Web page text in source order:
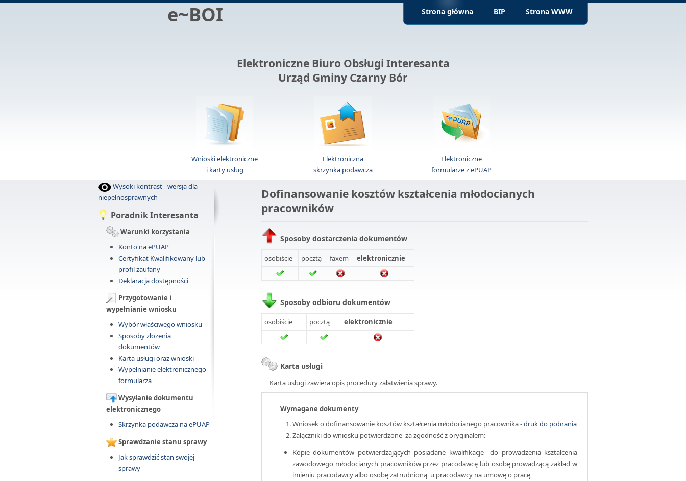
e~BOI Strona główna BIP Strona WWW
Elektroniczne Biuro Obsługi Interesanta
Urząd Gminy Czarny Bór
Wnioski elektroniczne
i karty usług
Elektroniczna
skrzynka podawcza
Elektroniczne
formularze z ePUAP
Wysoki kontrast - wersja dla
niepełnosprawnych
Poradnik Interesanta
Warunki korzystania
Konto na ePUAP
Certyfikat Kwalifikowany lub
profil zaufany
Deklaracja dostępności
Przygotowanie i
wypełnianie wniosku
Wybór właściwego wniosku
Sposoby złożenia
dokumentów
Karta usługi oraz wnioski
Wypełnianie elektronicznego
formularza
Wysyłanie dokumentu
elektronicznego
Skrzynka podawcza na ePUAP
Sprawdzanie stanu sprawy
Jak sprawdzić stan swojej
sprawy
Dofinansowanie kosztów kształcenia młodocianych
pracowników
Sposoby dostarczenia dokumentów
osobiście pocztą faxem elektronicznie
Sposoby odbioru dokumentów
osobiście pocztą elektronicznie
Karta usługi
Karta usługi zawiera opis procedury załatwienia sprawy.
Wymagane dokumenty
Wniosek o dofinansowanie kosztów kształcenia młodocianego pracownika -druk do pobrania
Załączniki do wniosku potwierdzone za zgodność z oryginałem:
Kopie dokumentów potwierdzających posiadane kwalifikacje do prowadzenia kształcenia
zawodowego młodocianych pracowników przez pracodawcę lub osobę prowadzącą zakład w
imieniu pracodawcy albo osobę zatrudnioną u pracodawcy na umowę o pracę,